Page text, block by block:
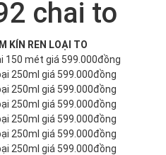
chai to
KÍN REN LOẠI TO
150 mét giá 599.000đồng
250ml giá 599.000đồng
250ml giá 599.000đồng
250ml giá 599.000đồng
250ml giá 599.000đồng
250ml giá 599.000đồng
250ml giá 599.000đồng